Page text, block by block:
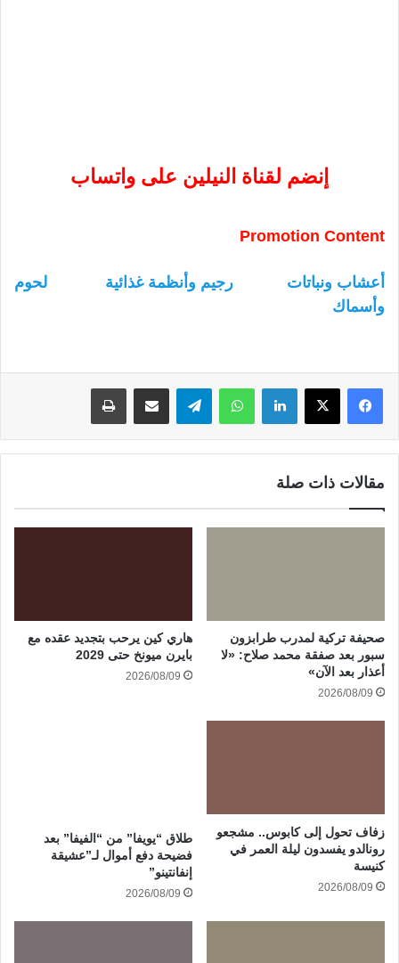
إنضم لقناة النيلين على واتساب
Promotion Content
أعشاب ونباتات رجيم وأنظمة غذائية
لحوم
وأسماك
لينكدإن واتساب
مقالات ذات صلة
صحيفة تركية لمدرب طرابزون
سبور بعد صفقة محمد صلاح: «لا
أعذار بعد الآن»
2026/08/09
هاري كين يرحب بتجديد عقده مع
بايرن ميونخ حتى 2029
2026/08/09
زفاف تحول إلى كابوس.. مشجعو
رونالدو يفسدون ليلة العمر في
كنيسة
2026/08/09
طلاق “يويفا” من “الفيفا” بعد
فضيحة دفع أموال لـ”عشيقة
إنفانتينو”
2026/08/09